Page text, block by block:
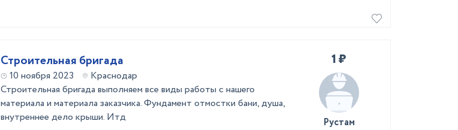
Строительная бригада
10 ноября 2023
Краснодар
Строительная бригада выполняем все виды работы с нашего
материала и материала заказчика. Фундамент отмостки бани, душа,
внутреннее дело крыши. Итд
1 ₽
Рустам